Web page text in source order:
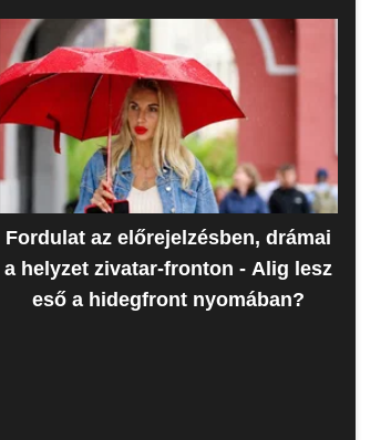
erre várt
Fordulat az előrejelzésben, drámai
a helyzet zivatar-fronton - Alig lesz
eső a hidegfront nyomában?